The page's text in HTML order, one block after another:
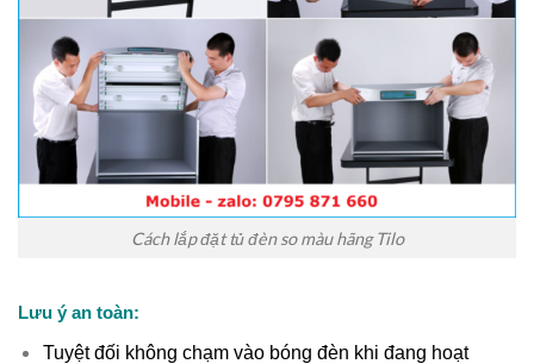
Cách lắp đặt tủ đèn so màu hãng Tilo
Lưu ý an toàn:
Tuyệt đối không chạm vào bóng đèn khi đang hoạt